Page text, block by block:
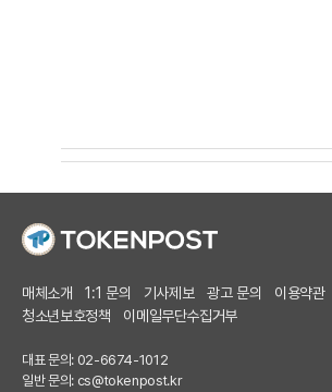
매체소개 1:1 문의 기사제보 광고 문의 이용약관
청소년보호정책
이메일무단수집거부
대표 문의: 02-6674-1012
일반 문의: cs@tokenpost.kr